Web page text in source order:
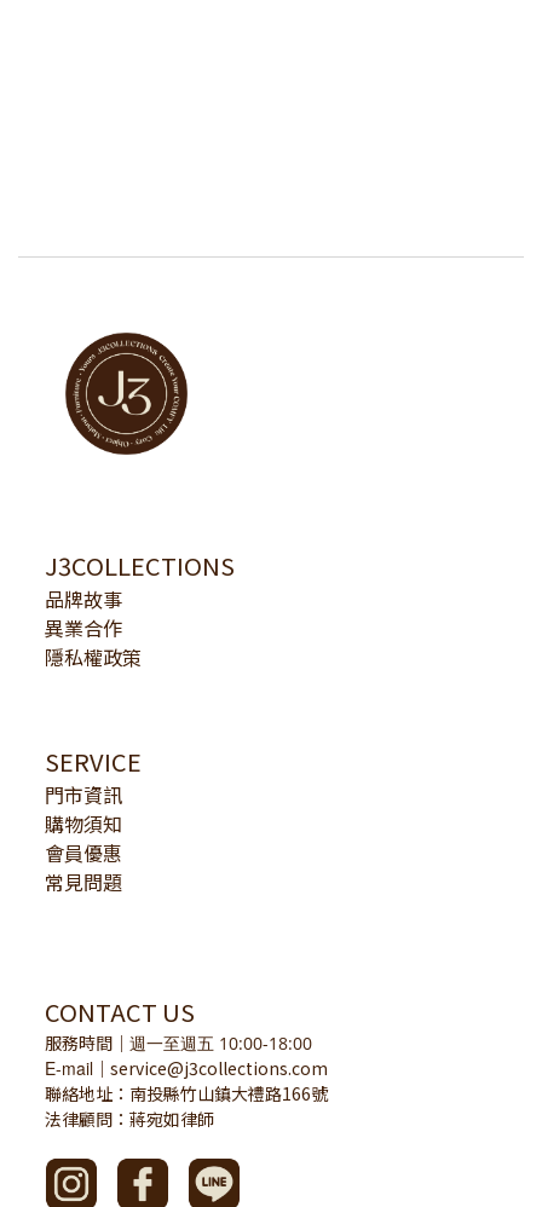
J3COLLECTIONS
品牌故事
異業合作
隱私權政策
SERVICE
門市資訊
購物須知
會員優惠
常見問題
CONTACT US
服務時間 ｜ 週一至週五 10:00-18:00
E-mail ｜ service@j3collections.com
聯絡地址：南投縣竹山鎮大禮路166號
法律顧問：蔣宛如律師